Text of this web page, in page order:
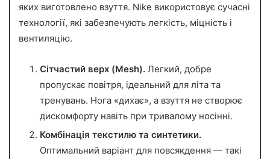
яких виготовлено взуття. Nike використовує сучасні
технології, які забезпечують легкість, міцність і
вентиляцію.
Сітчастий верх (Mesh). Легкий, добре
пропускає повітря, ідеальний для літа та
тренувань. Нога «дихає», а взуття не створює
дискомфорту навіть при тривалому носінні.
Комбінація текстилю та синтетики.
Оптимальний варіант для повсякдення — такі